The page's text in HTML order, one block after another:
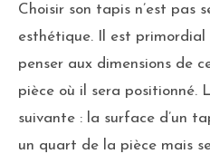
Choisir son tapis n’est pas
esthétique. Il est primordial
penser aux dimensions de
pièce où il sera positionné.
suivante : la surface d’un
un quart de la pièce mais